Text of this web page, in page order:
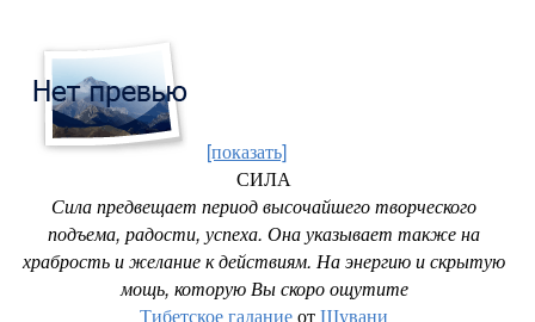
[показать]
СИЛА
Сила предвещает период высочайшего творческого
подъема, радости, успеха. Она указывает также на
храбрость и желание к действиям. На энергию и скрытую
мощь, которую Вы скоро ощутите
Тибетское гаданиеотШувани